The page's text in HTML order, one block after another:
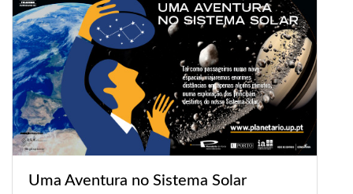
Uma Aventura no Sistema Solar